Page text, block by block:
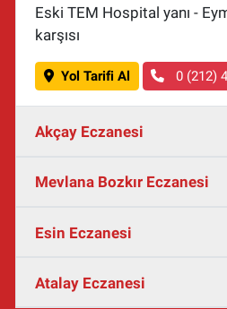
Eski TEM Hospital yanı -
karşısı
Yol Tarifi Al 0 (212)
Akçay Eczanesi
Mevlana Bozkır Eczanesi
Esin Eczanesi
Atalay Eczanesi